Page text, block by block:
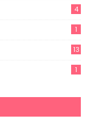
4
1
13
1